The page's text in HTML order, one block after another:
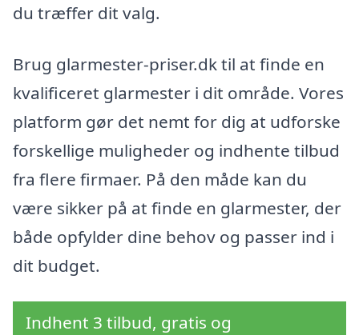
du træffer dit valg.
Brug glarmester-priser.dk til at finde en
kvalificeret glarmester i dit område. Vores
platform gør det nemt for dig at udforske
forskellige muligheder og indhente tilbud
fra flere firmaer. På den måde kan du
være sikker på at finde en glarmester, der
både opfylder dine behov og passer ind i
dit budget.
Indhent 3 tilbud, gratis og